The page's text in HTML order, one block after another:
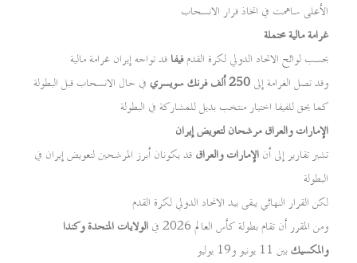
الأعلى ساهمت في اتخاذ قرار الانسحاب
غرامة مالية محتملة
بحسب لوائح الاتحاد الدولي لكرة القدمفيفاقد تواجه إيران غرامة مالية
وقد تصل الغرامة إلى250 ألف فرنك سويسري
في حال الانسحاب قبل البطولة
كما يحق للفيفا اختيار منتخب بديل للمشاركة في البطولة
الإمارات والعراق مرشحان لتعويض إيران
تشير تقارير إلى أنالإمارات والعراققد يكونان أبرز المرشحين لتعويض إيران في
البطولة
لكن القرار النهائي يبقى بيد الاتحاد الدولي لكرة القدم
ومن المقرر أن تقام بطولة كأس العالم 2026 في
الولايات المتحدة وكندا
والمكسيكبين 11 يونيو و19 يوليو